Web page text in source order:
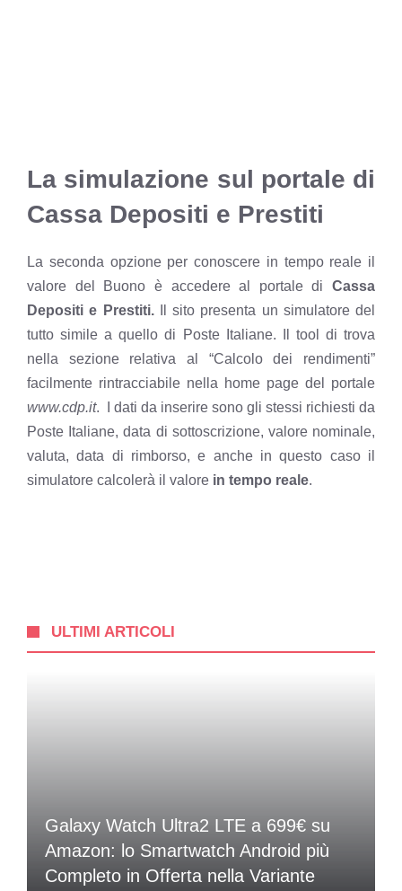
La simulazione sul portale di
Cassa Depositi e Prestiti
La seconda opzione per conoscere in tempo reale il
valore del Buono è accedere al portale di Cassa
Depositi e Prestiti.Il sito presenta un simulatore del
tutto simile a quello di Poste Italiane. Il tool di trova
nella sezione relativa al “Calcolo dei rendimenti”
facilmente rintracciabile nella home page del portale
www.cdp.it. I dati da inserire sono gli stessi richiesti da
Poste Italiane, data di sottoscrizione, valore nominale,
valuta, data di rimborso, e anche in questo caso il
simulatore calcolerà il valore in tempo reale.
ULTIMI ARTICOLI
Galaxy Watch Ultra2 LTE a 699€ su
Amazon: lo Smartwatch Android più
Completo in Offerta nella Variante